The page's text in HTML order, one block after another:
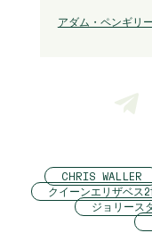
アダム・ペンギリ
CHRIS WALLER
クイーンエリザベス
ジョリース